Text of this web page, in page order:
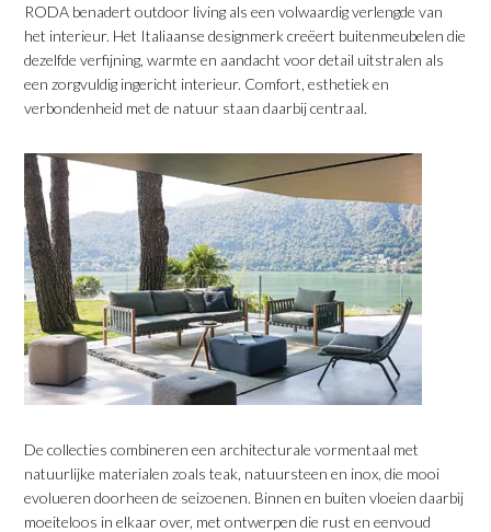
​RODA benadert outdoor living als een volwaardig verlengde van
het interieur. Het Italiaanse designmerk creëert buitenmeubelen die
dezelfde verfijning, warmte en aandacht voor detail uitstralen als
een zorgvuldig ingericht interieur. Comfort, esthetiek en
verbondenheid met de natuur staan daarbij centraal.
​De collecties combineren een architecturale vormentaal met
natuurlijke materialen zoals teak, natuursteen en inox, die mooi
evolueren doorheen de seizoenen. Binnen en buiten vloeien daarbij
moeiteloos in elkaar over, met ontwerpen die rust en eenvoud